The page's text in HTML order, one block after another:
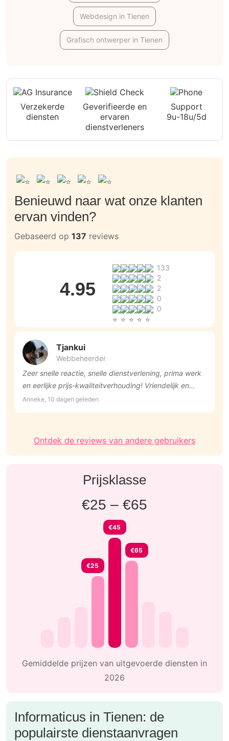
Webdesign in Tienen
Grafisch ontwerper in Tienen
Verzekerde
diensten
Geverifieerde en
ervaren
dienstverleners
Support
9u-18u/5d
Benieuwd naar wat onze klanten
ervan vinden?
Gebaseerd op 137 reviews
4.95
133
2
2
0
0
Tjankui
Webbeheerder
Zeer snelle reactie, snelle dienstverlening, prima werk
en eerlijke prijs-kwaliteitverhouding! Vriendelijk en
behulpzaam.
Anneke, 10 dagen geleden
Ontdek de reviews van andere gebruikers
Prijsklasse
€25 – €65
€25
€45
€65
Gemiddelde prijzen van uitgevoerde diensten in
2026
Informaticus in Tienen: de
populairste dienstaanvragen